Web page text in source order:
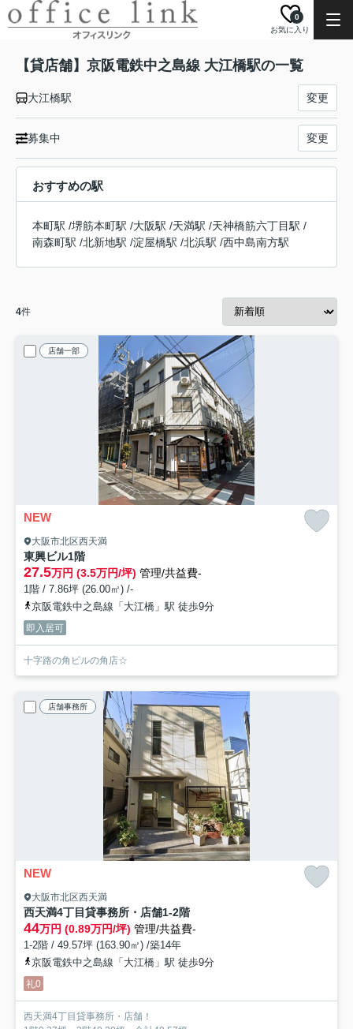
お気に入り
0
【貸店舗】京阪電鉄中之島線 大江橋駅の一覧
大江橋駅 変更
募集中 変更
おすすめの駅
本町駅 /堺筋本町駅 /大阪駅 /天満駅 /天神橋筋六丁目駅 /
南森町駅 /北新地駅 /淀屋橋駅 /北浜駅 /西中島南方駅
4件
店舗一部
NEW
大阪市北区西天満
東興ビル1階
27.5万円 (3.5万円/坪) 管理/共益費-
1階 / 7.86坪 (26.00㎡) /-
京阪電鉄中之島線「大江橋」駅 徒歩9分
即入居可
十字路の角ビルの角店☆
店舗事務所
NEW
大阪市北区西天満
西天満4丁目貸事務所・店舗1-2階
44万円 (0.89万円/坪) 管理/共益費-
1-2階 / 49.57坪 (163.90㎡) /築14年
京阪電鉄中之島線「大江橋」駅 徒歩9分
礼0
西天満4丁目貸事務所・店舗！